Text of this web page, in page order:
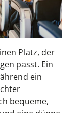
Platz, der
passt. Ein
ein
bequeme,